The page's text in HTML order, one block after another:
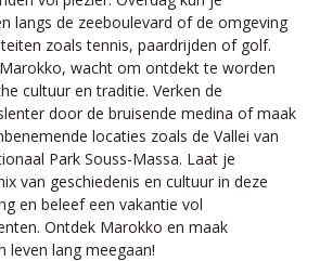
langs de zeeboulevard of de omgeving
zoals tennis, paardrijden of golf.
wacht om ontdekt te worden
cultuur en traditie. Verken de
door de bruisende medina of maak
locaties zoals de Vallei van
Park Souss-Massa. Laat je
van geschiedenis en cultuur in deze
en beleef een vakantie vol
Ontdek Marokko en maak
leven lang meegaan!